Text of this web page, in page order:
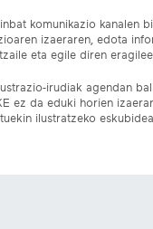
komunikazio kanalen
izaeraren, edota
eta egile diren
irudiak agendan
ez da eduki horien
ilustratzeko